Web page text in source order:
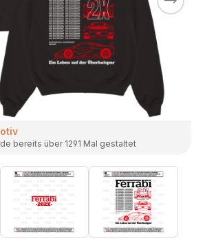
bereits über 1291 Mal gestaltet